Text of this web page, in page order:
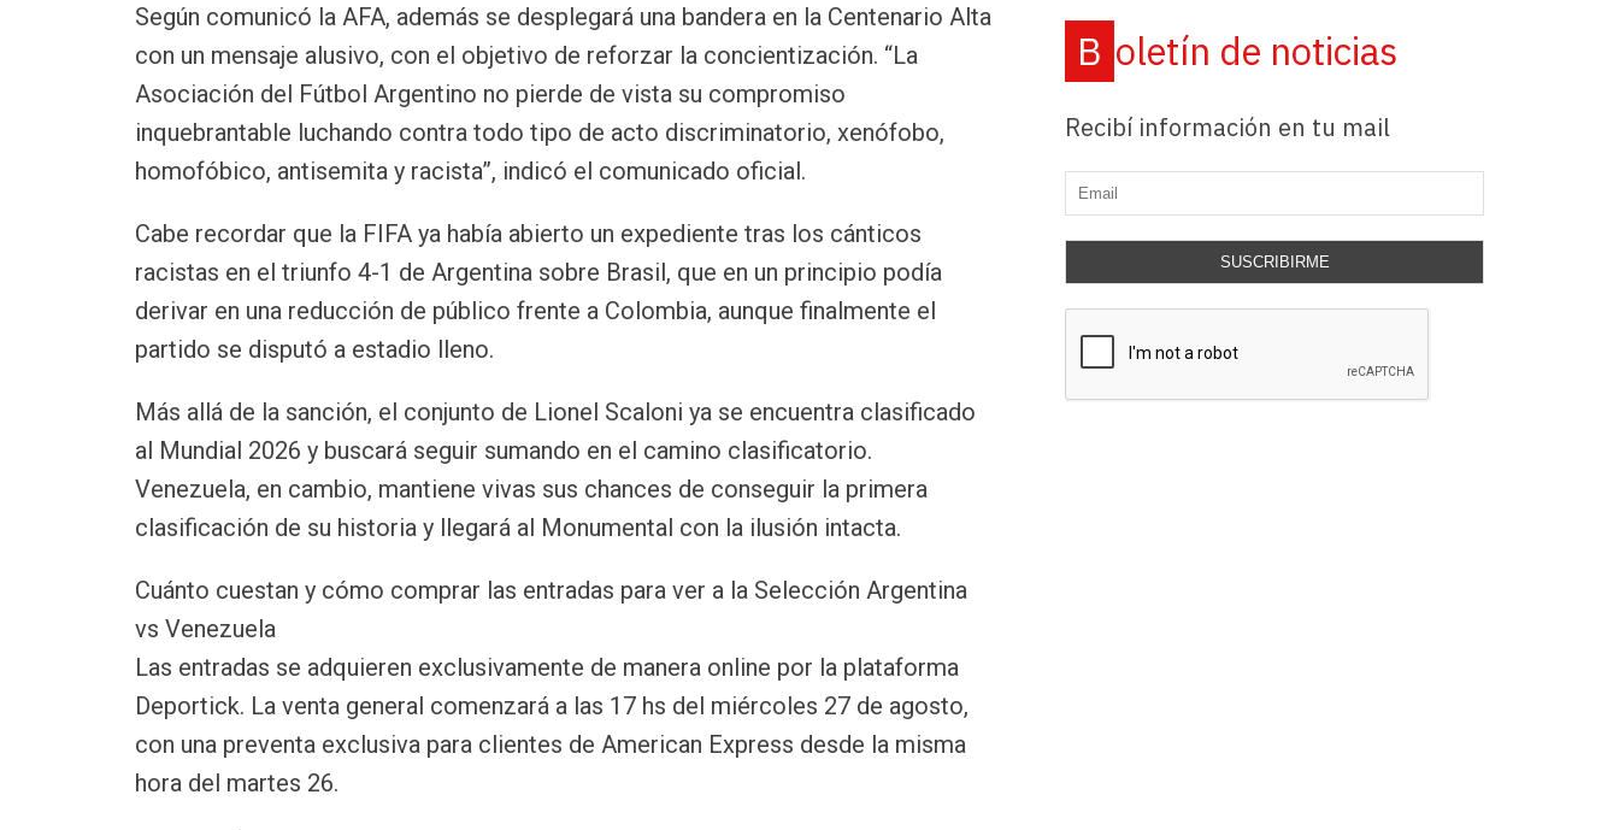
Según comunicó la AFA, además se desplegará una bandera en la Centenario Alta
con un mensaje alusivo, con el objetivo de reforzar la concientización. “La
Asociación del Fútbol Argentino no pierde de vista su compromiso
inquebrantable luchando contra todo tipo de acto discriminatorio, xenófobo,
homofóbico, antisemita y racista”, indicó el comunicado oficial.
Cabe recordar que la FIFA ya había abierto un expediente tras los cánticos
racistas en el triunfo 4-1 de Argentina sobre Brasil, que en un principio podía
derivar en una reducción de público frente a Colombia, aunque finalmente el
partido se disputó a estadio lleno.
Más allá de la sanción, el conjunto de Lionel Scaloni ya se encuentra clasificado
al Mundial 2026 y buscará seguir sumando en el camino clasificatorio.
Venezuela, en cambio, mantiene vivas sus chances de conseguir la primera
clasificación de su historia y llegará al Monumental con la ilusión intacta.
Cuánto cuestan y cómo comprar las entradas para ver a la Selección Argentina
vs Venezuela
Las entradas se adquieren exclusivamente de manera online por la plataforma
Deportick. La venta general comenzará a las 17 hs del miércoles 27 de agosto,
con una preventa exclusiva para clientes de American Express desde la misma
hora del martes 26.
Boletín de noticias
Recibí información en tu mail
SUSCRIBIRME